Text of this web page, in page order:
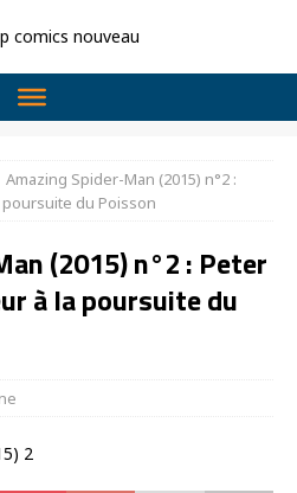
Amazing Spider-Man (2015) n°2 :
du Poisson
(2015) n°2 : Peter
à la poursuite du